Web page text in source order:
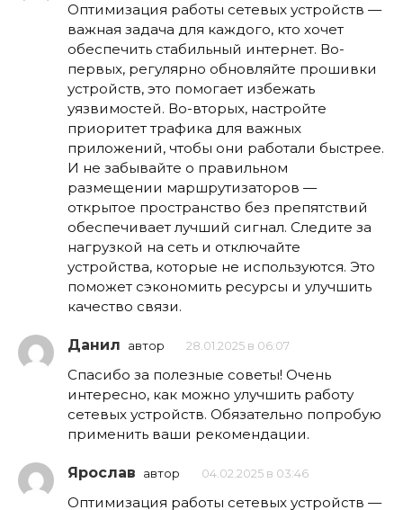
Оптимизация работы сетевых устройств —
важная задача для каждого, кто хочет
обеспечить стабильный интернет. Во-
первых, регулярно обновляйте прошивки
устройств, это помогает избежать
уязвимостей. Во-вторых, настройте
приоритет трафика для важных
приложений, чтобы они работали быстрее.
И не забывайте о правильном
размещении маршрутизаторов —
открытое пространство без препятствий
обеспечивает лучший сигнал. Следите за
нагрузкой на сеть и отключайте
устройства, которые не используются. Это
поможет сэкономить ресурсы и улучшить
качество связи.
Данил автор 28.01.2025 в 06:07
Спасибо за полезные советы! Очень
интересно, как можно улучшить работу
сетевых устройств. Обязательно попробую
применить ваши рекомендации.
Ярослав автор 04.02.2025 в 03:46
Оптимизация работы сетевых устройств —